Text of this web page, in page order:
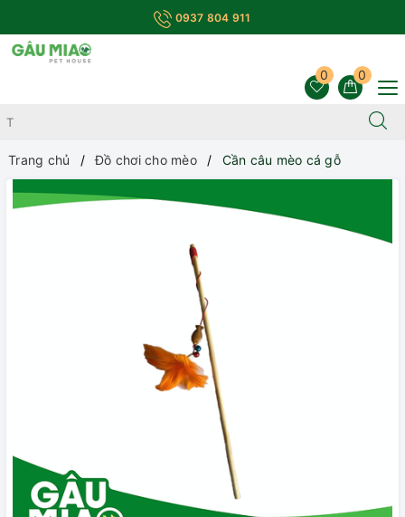
0937 804 911
0
0
Trang chủ Đồ chơi cho mèo Cần câu mèo cá gỗ